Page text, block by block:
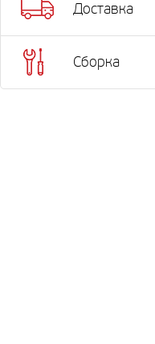
Доставка
Сборка